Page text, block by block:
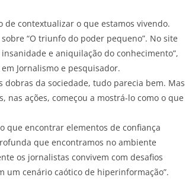
contextualizar o que estamos vivendo.
“O triunfo do poder pequeno”. No site
e aniquilação do conhecimento”,
Jornalismo e pesquisador.
da sociedade, tudo parecia bem. Mas
nas ações, começou a mostrá-lo como o que
que encontrar elementos de confiança
que encontramos no ambiente
os jornalistas convivem com desafios
um cenário caótico de hiperinformação”.